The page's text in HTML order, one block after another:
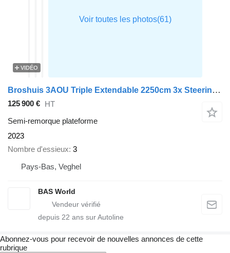
VIDÉO
Broshuis 3AOU Triple Extendable 2250cm 3x Steering Remote
125 900 € HT
Semi-remorque plateforme
2023
Nombre d'essieux 3
Pays-Bas, Veghel
BAS World
depuis 22 ans sur Autoline
Abonnez-vous pour recevoir de nouvelles annonces de cette
rubrique